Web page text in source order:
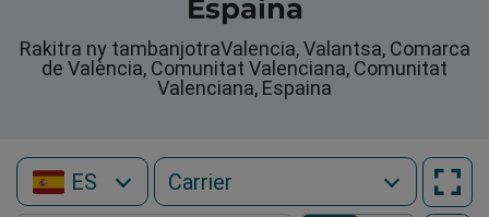
Espaina
Rakitra ny tambanjotraValencia, Valantsa, Comarca
de València, Comunitat Valenciana, Comunitat
Valenciana, Espaina
ES